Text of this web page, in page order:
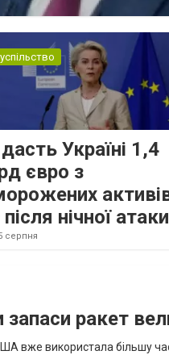
Україні 1,4
євро з
нічної атаки
серпня
ракет
вже використала більшу